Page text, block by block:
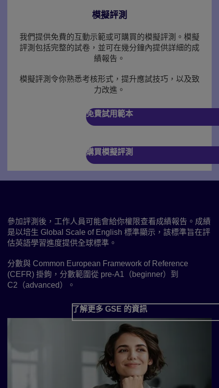
模擬評測
我們提供免費的互動示範或可購買的模擬評測。模擬
評測包括完整的試卷，並可在幾分鐘內提供詳細的成
績報告。
模擬評測令你熟悉考核形式，提升應試技巧，以及致
力改進。
免費試用範本
購買模擬評測
參加評測後，工作人員可能會給你權限查看成績報告。成績
是以培生 Global Scale of English 標準顯示，該標準旨在評
估英語學習進度提供全球標準。
分數與 Common European Framework of Reference
(CEFR) 掛鉤，分數範圍從 pre-A1（beginner）到
C2（advanced）。
了解更多 GSE 的資訊